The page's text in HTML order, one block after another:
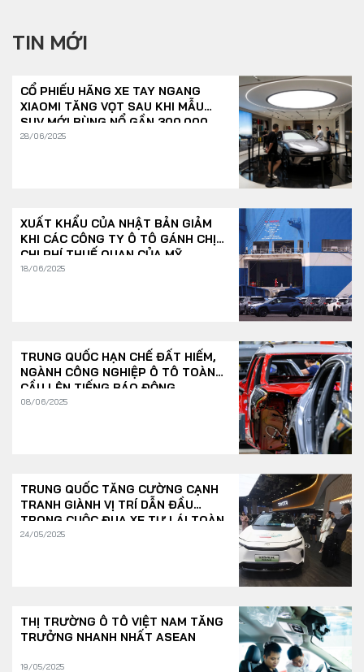
TIN MỚI
CỔ PHIẾU HÃNG XE TAY NGANG
XIAOMI TĂNG VỌT SAU KHI MẪU
SUV MỚI BÙNG NỔ GẦN 300.000
ĐƠN/GIỜ
28/06/2025
XUẤT KHẨU CỦA NHẬT BẢN GIẢM
KHI CÁC CÔNG TY Ô TÔ GÁNH CHỊU
CHI PHÍ THUẾ QUAN CỦA MỸ
18/06/2025
TRUNG QUỐC HẠN CHẾ ĐẤT HIẾM,
NGÀNH CÔNG NGHIỆP Ô TÔ TOÀN
CẦU LÊN TIẾNG BÁO ĐỘNG
08/06/2025
TRUNG QUỐC TĂNG CƯỜNG CẠNH
TRANH GIÀNH VỊ TRÍ DẪN ĐẦU
TRONG CUỘC ĐUA XE TỰ LÁI TOÀN
CẦU
24/05/2025
THỊ TRƯỜNG Ô TÔ VIỆT NAM TĂNG
TRƯỞNG NHANH NHẤT ASEAN
19/05/2025